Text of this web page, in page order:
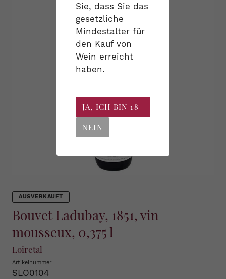
Sie, dass Sie das
gesetzliche
Mindestalter für
den Kauf von
Wein erreicht
haben.
JA, ICH BIN 18+
NEIN
AUSVERKAUFT
Bouvet Ladubay, 1851, vin
mousseux, 0,375 l
Loiretal
Artikelnummer
SLO0104